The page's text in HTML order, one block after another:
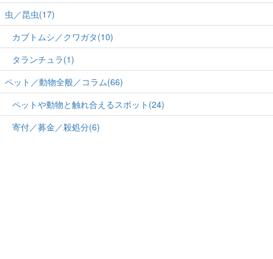
虫／昆虫(17)
カブトムシ／クワガタ(10)
タランチュラ(1)
ペット／動物全般／コラム(66)
ペットや動物と触れ合えるスポット(24)
寄付／募金／殺処分(6)